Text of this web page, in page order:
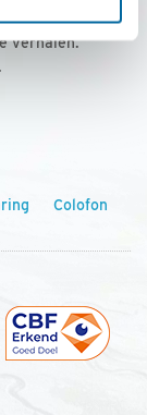
met
verhalen.
Colofon